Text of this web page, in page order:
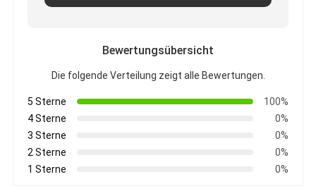
Bewertungsübersicht
Die folgende Verteilung zeigt alle Bewertungen.
5 Sterne
100%
4 Sterne
0%
3 Sterne
0%
2 Sterne
0%
1 Sterne
0%